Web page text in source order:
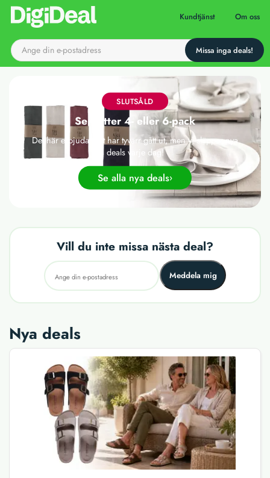
Till startsidan Kundtjänst Om oss
SLUTSÅLD
Servetter 4- eller 6-pack
Det här erbjudandet har tyvärr gått ut, men vi släpper nya
deals varje dag!
Se alla nya deals
Vill du inte missa nästa deal?
Meddela mig
Nya deals